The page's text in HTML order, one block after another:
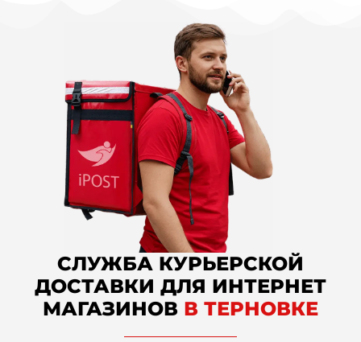
СЛУЖБА КУРЬЕРСКОЙ
ДОСТАВКИ ДЛЯ ИНТЕРНЕТ
МАГАЗИНОВ В ТЕРНОВКЕ